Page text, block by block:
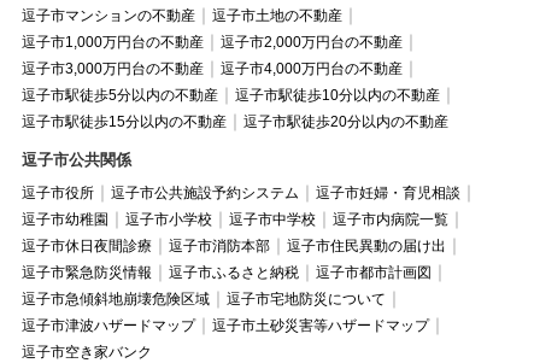
逗子市マンションの不動産
逗子市土地の不動産
逗子市1,000万円台の不動産
逗子市2,000万円台の不動産
逗子市3,000万円台の不動産
逗子市4,000万円台の不動産
逗子市駅徒歩5分以内の不動産
逗子市駅徒歩10分以内の不動産
逗子市駅徒歩15分以内の不動産
逗子市駅徒歩20分以内の不動産
逗子市公共関係
逗子市役所 逗子市公共施設予約システム
逗子市妊婦・育児相談
逗子市幼稚園
逗子市小学校 逗子市中学校
逗子市内病院一覧
逗子市休日夜間診療
逗子市消防本部
逗子市住民異動の届け出
逗子市緊急防災情報
逗子市ふるさと納税
逗子市都市計画図
逗子市急傾斜地崩壊危険区域
逗子市宅地防災について
逗子市津波ハザードマップ
逗子市土砂災害等ハザードマップ
逗子市空き家バンク